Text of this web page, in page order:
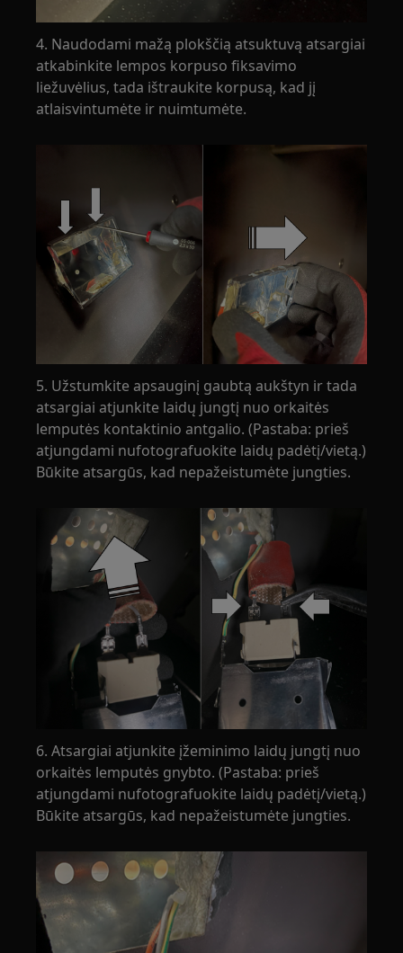
4. Naudodami mažą plokščią atsuktuvą atsargiai
atkabinkite lempos korpuso fiksavimo
liežuvėlius, tada ištraukite korpusą, kad jį
atlaisvintumėte ir nuimtumėte.
5. Užstumkite apsauginį gaubtą aukštyn ir tada
atsargiai atjunkite laidų jungtį nuo orkaitės
lemputės kontaktinio antgalio. (Pastaba: prieš
atjungdami nufotografuokite laidų padėtį/vietą.)
Būkite atsargūs, kad nepažeistumėte jungties.
6. Atsargiai atjunkite įžeminimo laidų jungtį nuo
orkaitės lemputės gnybto. (Pastaba: prieš
atjungdami nufotografuokite laidų padėtį/vietą.)
Būkite atsargūs, kad nepažeistumėte jungties.